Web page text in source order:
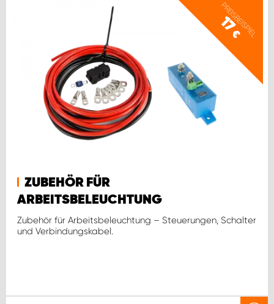
PREISBEISPIEL
17
€
ZUBEHÖR FÜR
ARBEITSBELEUCHTUNG
Zubehör für Arbeitsbeleuchtung – Steuerungen, Schalter
und Verbindungskabel.